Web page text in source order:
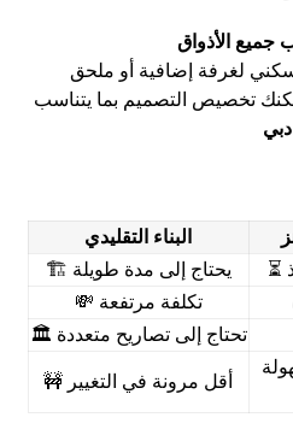
لغرفة إضافية أو ملحق
تخصيص التصميم بما يتناسب
البناء التقليدي
⏳
يحتاج إلى مدة طويلة 🏗️
تكلفة مرتفعة 💸
تحتاج إلى تصاريح متعددة 🏛️
أقل مرونة في التغيير 🚧